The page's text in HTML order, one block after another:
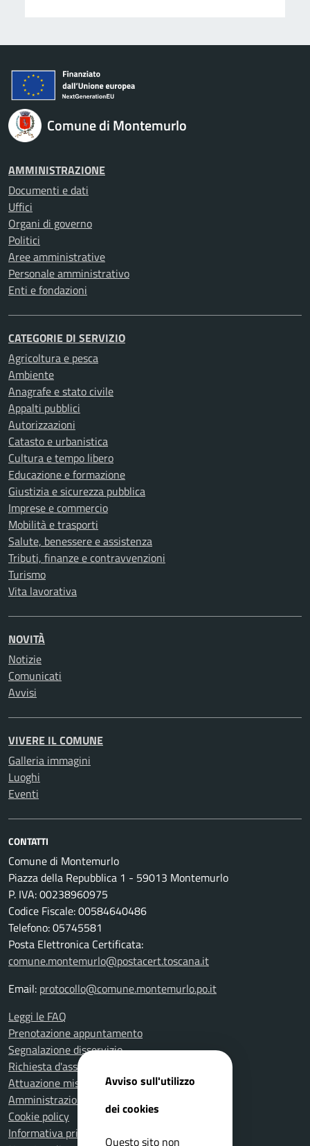
Comune di Montemurlo
AMMINISTRAZIONE
Documenti e dati
Uffici
Organi di governo
Politici
Aree amministrative
Personale amministrativo
Enti e fondazioni
CATEGORIE DI SERVIZIO
Agricoltura e pesca
Ambiente
Anagrafe e stato civile
Appalti pubblici
Autorizzazioni
Catasto e urbanistica
Cultura e tempo libero
Educazione e formazione
Giustizia e sicurezza pubblica
Imprese e commercio
Mobilità e trasporti
Salute, benessere e assistenza
Tributi, finanze e contravvenzioni
Turismo
Vita lavorativa
NOVITÀ
Notizie
Comunicati
Avvisi
VIVERE IL COMUNE
Galleria immagini
Luoghi
Eventi
CONTATTI
Comune di Montemurlo
Piazza della Repubblica 1 - 59013 Montemurlo
P. IVA: 00238960975
Codice Fiscale: 00584640486
Telefono: 05745581
Posta Elettronica Certificata:
comune.montemurlo@postacert.toscana.it
Email: protocollo@comune.montemurlo.po.it
Leggi le FAQ
Prenotazione appuntamento
Segnalazione disservizio
Richiesta d'assistenza
Attuazione misure PNRR
Amministrazione trasparente
Cookie policy
Informativa privacy
Avviso sull'utilizzo
dei cookies
Questo sito non